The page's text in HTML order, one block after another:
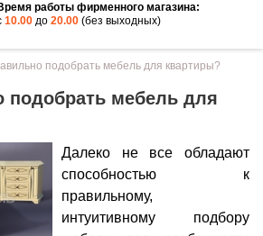
работы фирменного магазина:
10.00до 20.00(без выходных)
подобрать мебель для квартиры?
подобрать мебель для
Далеко не все обладают
способностью к
правильному,
интуитивному подбору